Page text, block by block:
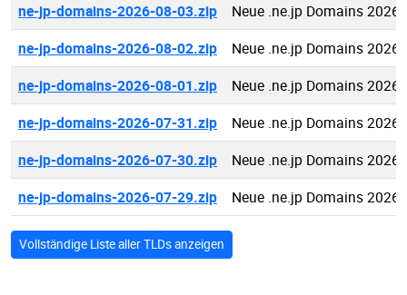
ne-jp-domains-2026-08-03.zip
Neue .ne.jp Domains
ne-jp-domains-2026-08-02.zip
Neue .ne.jp Domains
ne-jp-domains-2026-08-01.zip
Neue .ne.jp Domains
ne-jp-domains-2026-07-31.zip
Neue .ne.jp Domains
ne-jp-domains-2026-07-30.zip
Neue .ne.jp Domains
ne-jp-domains-2026-07-29.zip
Neue .ne.jp Domains
Vollständige Liste aller TLDs anzeigen